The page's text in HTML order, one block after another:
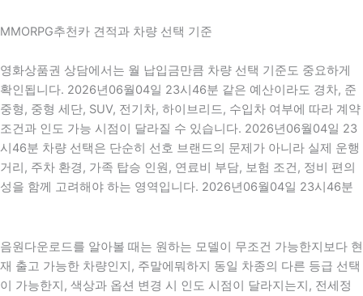
MMORPG추천카 견적과 차량 선택 기준
영화상품권 상담에서는 월 납입금만큼 차량 선택 기준도 중요하게
확인됩니다. 2026년06월04일 23시46분 같은 예산이라도 경차, 준
중형, 중형 세단, SUV, 전기차, 하이브리드, 수입차 여부에 따라 계약
조건과 인도 가능 시점이 달라질 수 있습니다. 2026년06월04일 23
시46분 차량 선택은 단순히 선호 브랜드의 문제가 아니라 실제 운행
거리, 주차 환경, 가족 탑승 인원, 연료비 부담, 보험 조건, 정비 편의
성을 함께 고려해야 하는 영역입니다. 2026년06월04일 23시46분
음원다운로드를 알아볼 때는 원하는 모델이 무조건 가능한지보다 현
재 출고 가능한 차량인지, 주말에뭐하지 동일 차종의 다른 등급 선택
이 가능한지, 색상과 옵션 변경 시 인도 시점이 달라지는지, 전세정